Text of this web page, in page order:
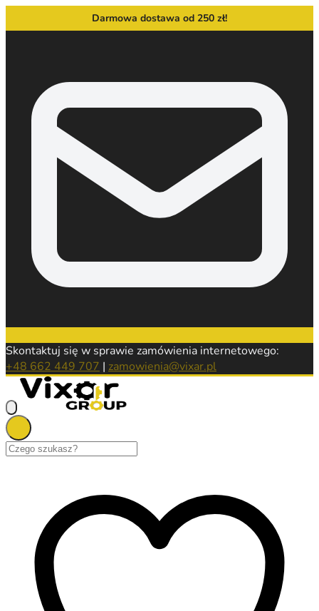
Darmowa dostawa od 250 zł!
Skontaktuj się w sprawie zamówienia internetowego:
+48 662 449 707 | zamowienia@vixar.pl